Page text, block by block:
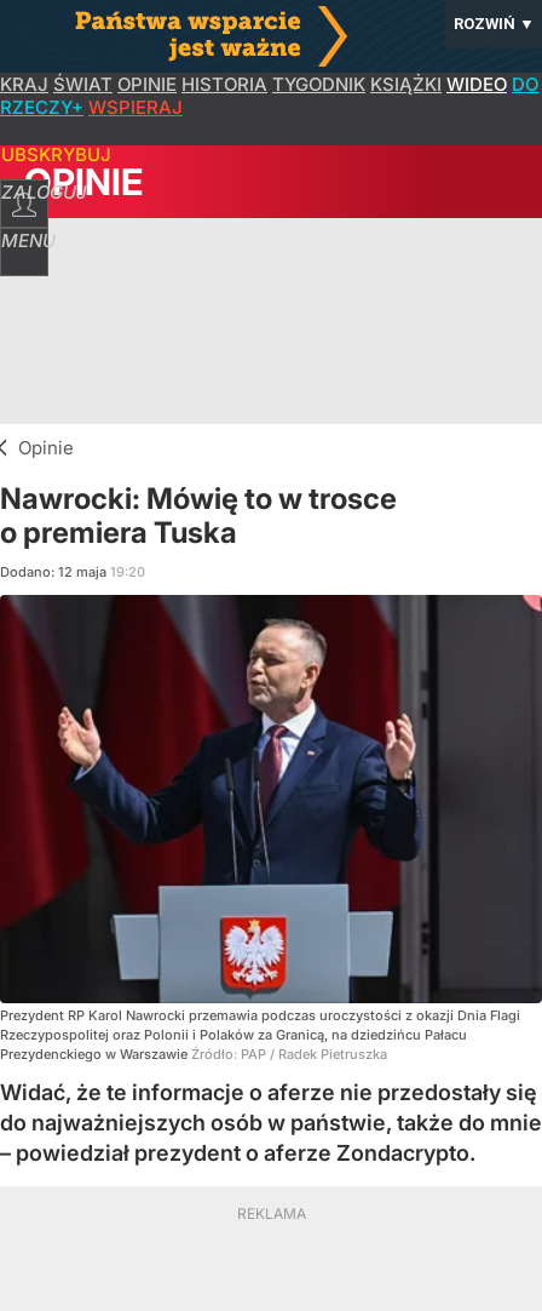
ROZWIŃ ▼
KRAJ ŚWIAT OPINIE HISTORIA TYGODNIK KSIĄŻKI WIDEO DO
RZECZY+ WSPIERAJ
ZALOGUJ
MENU
OPINIE
Opinie
Nawrocki: Mówię to w trosce
o premiera Tuska
Dodano: 12 maja 19:20
Prezydent RP Karol Nawrocki przemawia podczas uroczystości z okazji Dnia Flagi
Rzeczypospolitej oraz Polonii i Polaków za Granicą, na dziedzińcu Pałacu
Prezydenckiego w Warszawie Źródło: PAP / Radek Pietruszka
Widać, że te informacje o aferze nie przedostały się
do najważniejszych osób w państwie, także do mnie
– powiedział prezydent o aferze Zondacrypto.